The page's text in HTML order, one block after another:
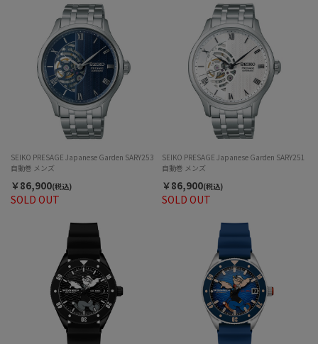
SOLD OUT
SEIKO PRESAGE Japanese Garden SARY253
自動巻 メンズ
￥86,900(税込)
SOLD OUT
SEIKO PRESAGE Japanese Garden SARY251
自動巻 メンズ
￥86,900(税込)